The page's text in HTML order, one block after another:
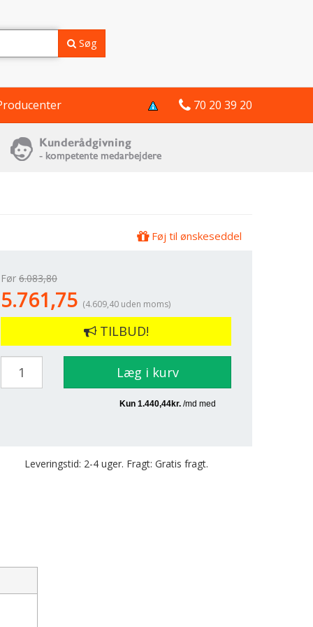
Søg
70 20 39 20
Føj til ønskeseddel
Før 6.083,80
5.761,75 (4.609,40 uden moms)
TILBUD!
Læg i kurv
Leveringstid: 2-4 uger. Fragt: Gratis fragt.